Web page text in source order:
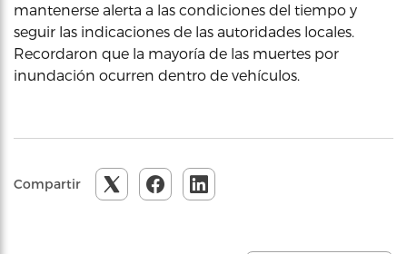
mantenerse alerta a las condiciones del tiempo y
seguir las indicaciones de las autoridades locales.
Recordaron que la mayoría de las muertes por
inundación ocurren dentro de vehículos.
Compartir